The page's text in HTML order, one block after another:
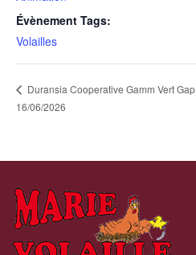
Évènement Tags:
Volailles
Duransia Cooperative Gamm Vert Gap
16/06/2026